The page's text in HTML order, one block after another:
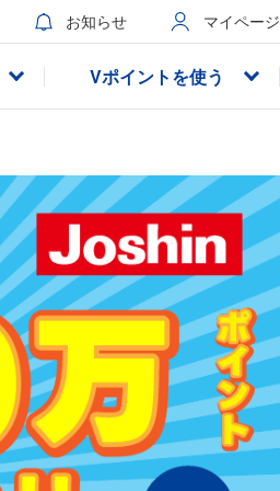
お知らせ マイページ
Vポイントを使う